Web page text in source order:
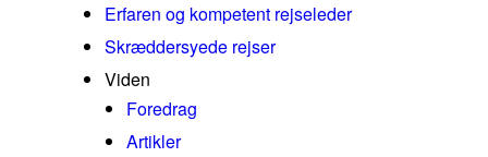
Erfaren og kompetent rejseleder
Skræddersyede rejser
Viden
Foredrag
Artikler